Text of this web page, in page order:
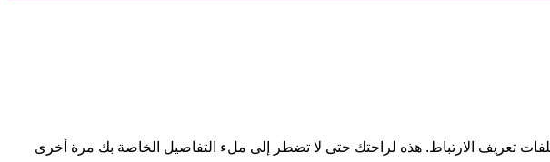
تعريف الارتباط. هذه لراحتك حتى لا تضطر إلى ملء التفاصيل الخاصة بك مرة أخرى